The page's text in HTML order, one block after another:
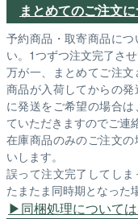
まとめてのご注文
予約商品・取寄商品に
い。1つずつ注文完了さ
万が一、まとめてご注
商品が入荷してからの
に発送をご希望の場合
ていただきますのでご連
在庫商品のみのご注文
いします。
誤って注文完了してし
たまたま同時期となった
同梱処理について